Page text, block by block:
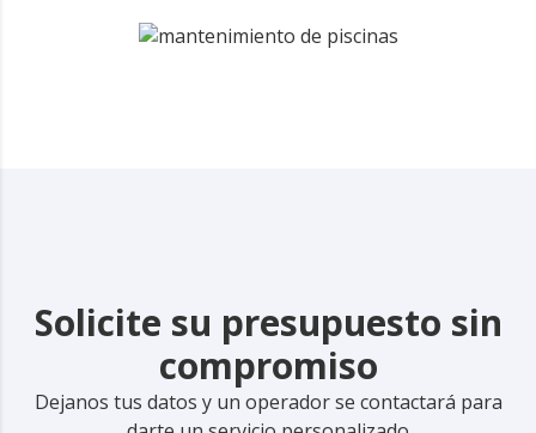
Solicite su presupuesto sin
compromiso
Dejanos tus datos y un operador se contactará para